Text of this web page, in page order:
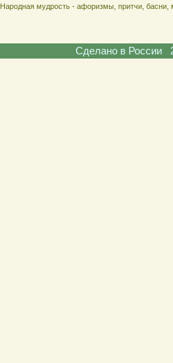
Народная мудрость - афоризмы, притчи,
Сделано в России